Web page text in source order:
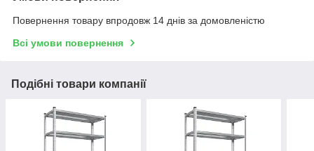
Повернення товару впродовж 14 днів за домовленістю
Всі умови повернення
Подібні товари компанії